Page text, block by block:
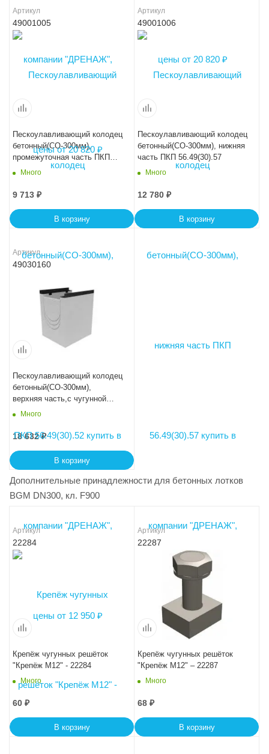
Артикул
49001005
Пескоулавливающий колодец
бетонный(СО-300мм),
промежуточная часть ПКП
56.49(30).52
Много
9 713 ₽
В корзину
Артикул
49001006
Пескоулавливающий колодец
бетонный(СО-300мм), нижняя
часть ПКП 56.49(30).57
Много
12 780 ₽
В корзину
Артикул
49030160
Пескоулавливающий колодец
бетонный(СО-300мм),
верхняя часть,с чугунной
насадкой ПКП 50.44(30).60 -
Много
18 632₽
В корзину
Дополнительные принадлежности для бетонных лотков
BGM DN300, кл. F900
Артикул
22284
Крепёж чугунных решёток
"Крепёж М12" - 22284
Много
60 ₽
В корзину
Артикул
22287
Крепёж чугунных решёток
"Крепёж М12" – 22287
Много
68 ₽
В корзину